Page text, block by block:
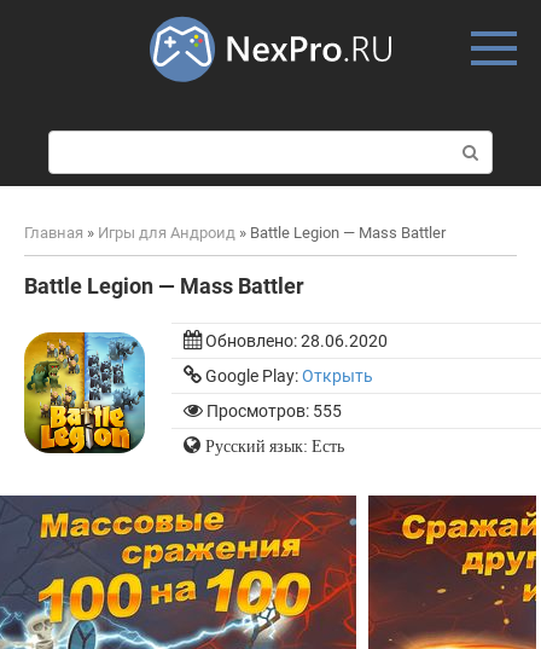
о
и
к
Главная » Игры для Андроид » Battle Legion — Mass Battler
Battle Legion — Mass Battler
Обновлено:28.06.2020
Google Play:Открыть
Просмотров: 555
Русский язык: Есть